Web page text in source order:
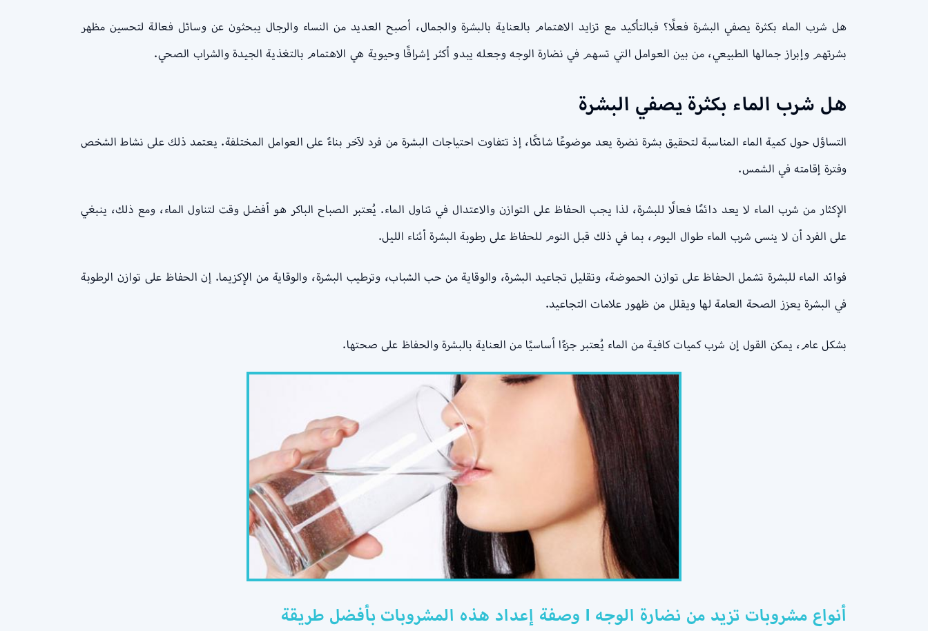
هل شرب الماء بكثرة يصفي البشرة فعلًا؟ فبالتأكيد مع تزايد الاهتمام بالعناية بالبشرة والجمال، أصبح العديد من النساء والرجال يبحثون عن وسائل فعالة لتحسين مظهر
بشرتهم وإبراز جمالها الطبيعي، من بين العوامل التي تسهم في نضارة الوجه وجعله يبدو أكثر إشراقًا وحيوية هي الاهتمام بالتغذية الجيدة والشراب الصحي.
هل شرب الماء بكثرة يصفي البشرة
التساؤل حول كمية الماء المناسبة لتحقيق بشرة نضرة يعد موضوعًا شائكًا، إذ تتفاوت احتياجات البشرة من فرد لآخر بناءً على العوامل المختلفة. يعتمد ذلك على نشاط الشخص
وفترة إقامته في الشمس.
الإكثار من شرب الماء لا يعد دائمًا فعالًا للبشرة، لذا يجب الحفاظ على التوازن والاعتدال في تناول الماء. يُعتبر الصباح الباكر هو أفضل وقت لتناول الماء، ومع ذلك، ينبغي
على الفرد أن لا ينسى شرب الماء طوال اليوم، بما في ذلك قبل النوم للحفاظ على رطوبة البشرة أثناء الليل.
فوائد الماء للبشرة تشمل الحفاظ على توازن الحموضة، وتقليل تجاعيد البشرة، والوقاية من حب الشباب، وترطيب البشرة، والوقاية من الإكزيما. إن الحفاظ على توازن الرطوبة
في البشرة يعزز الصحة العامة لها ويقلل من ظهور علامات التجاعيد.
بشكل عام، يمكن القول إن شرب كميات كافية من الماء يُعتبر جزءًا أساسيًا من العناية بالبشرة والحفاظ على صحتها.
أنواع مشروبات تزيد من نضارة الوجه l وصفة إعداد هذه المشروبات بأفضل طريقة